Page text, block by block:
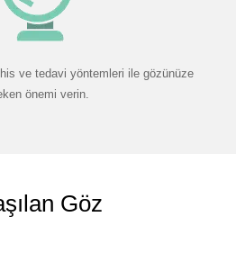
ve tedavi yöntemleri ile gözünüze
önemi verin.
Göz